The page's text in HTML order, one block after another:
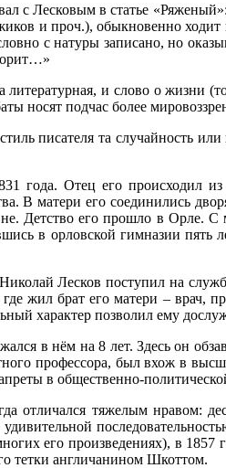
с Лесковым в статье
и проч.), обыкновенно
с натуры записано, но
и слово о жизни
носят подчас более
писателя та случайность
года. Отец его происходил
В матери его соединились
Детство его прошло в
в орловской гимназии
Лесков поступил на
жил брат его матери – врач,
характер позволил ему
в нём на 8 лет. Здесь он
профессора, был вхож в
в общественно-
отличался тяжелым нравом:
его произведениях), в
тетки англичанином Шкоттом.